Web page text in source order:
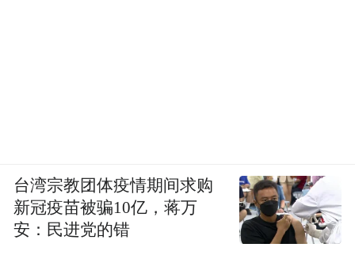
台湾宗教团体疫情期间求购
新冠疫苗被骗10亿，蒋万
安：民进党的错